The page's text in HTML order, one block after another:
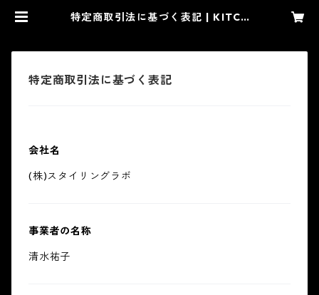
特定商取引法に基づく表記 | KITCH
特定商取引法に基づく表記
会社名
(株)スタイリングラボ
事業者の名称
清水祐子